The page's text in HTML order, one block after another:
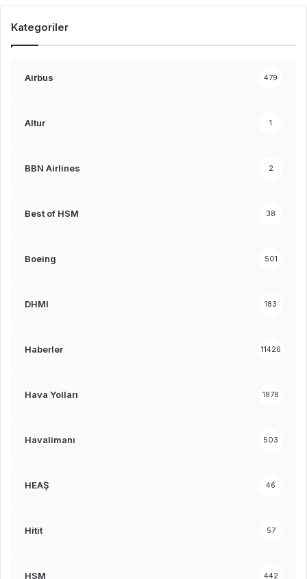
Kategoriler
Airbus 479
Altur 1
BBN Airlines 2
Best of HSM 38
Boeing 501
DHMI 183
Haberler 11426
Hava Yolları 1878
Havalimanı 503
HEAŞ 46
Hitit 57
HSM 442